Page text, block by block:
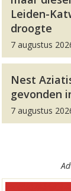
Leiden-
droogte
7 augustus
Nest
gevonden
7 augustus